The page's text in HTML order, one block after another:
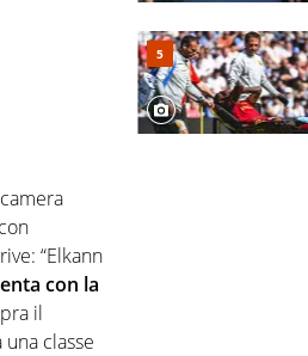
“Elkann
con la
il
classe